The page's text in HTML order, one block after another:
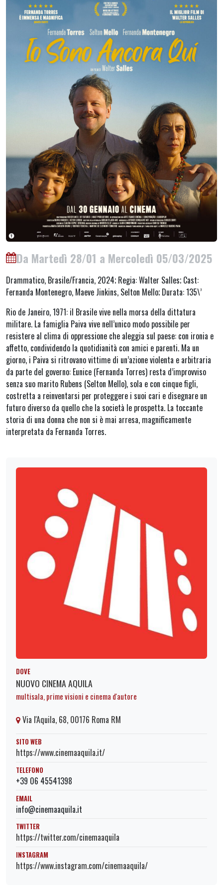
Da Martedì 28/01 a Mercoledì 05/03/2025
Drammatico, Brasile/Francia, 2024; Regia: Walter Salles; Cast:
Fernanda Montenegro, Maeve Jinkins, Selton Mello; Durata: 135\’
Rio de Janeiro, 1971: il Brasile vive nella morsa della dittatura
militare. La famiglia Paiva vive nell’unico modo possibile per
resistere al clima di oppressione che aleggia sul paese: con ironia e
affetto, condividendo la quotidianità con amici e parenti. Ma un
giorno, i Paiva si ritrovano vittime di un’azione violenta e arbitraria
da parte del governo: Eunice (Fernanda Torres) resta d’improvviso
senza suo marito Rubens (Selton Mello), sola e con cinque figli,
costretta a reinventarsi per proteggere i suoi cari e disegnare un
futuro diverso da quello che la società le prospetta. La toccante
storia di una donna che non si è mai arresa, magnificamente
interpretata da Fernanda Torres.
DOVE
NUOVO CINEMA AQUILA
multisala, prime visioni e cinema d'autore
Via l'Aquila, 68, 00176 Roma RM
SITO WEB
https://www.cinemaaquila.it/
TELEFONO
+39 06 45541398
EMAIL
info@cinemaaquila.it
TWITTER
https://twitter.com/cinemaaquila
INSTAGRAM
https://www.instagram.com/cinemaaquila/